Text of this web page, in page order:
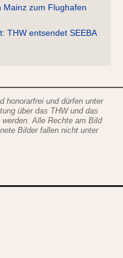
Mainz zum Flughafen
THW entsendet SEEBA
honorarfrei und dürfen unter
über das THW und das
Alle Rechte am Bild
Bilder fallen nicht unter